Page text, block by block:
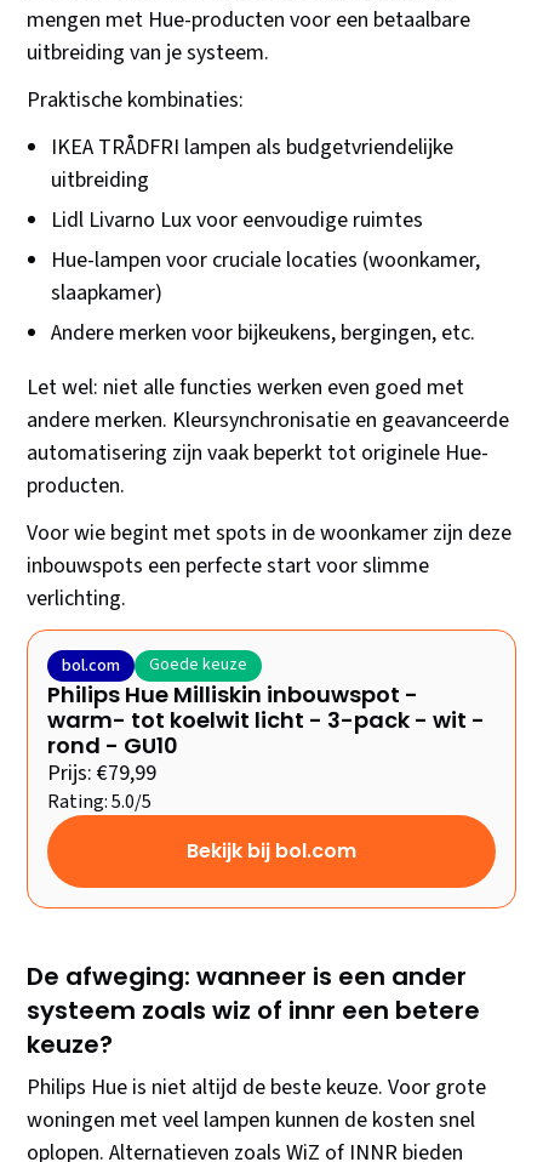
mengen met Hue-producten voor een betaalbare
uitbreiding van je systeem.
Praktische kombinaties:
IKEA TRÅDFRI lampen als budgetvriendelijke
uitbreiding
Lidl Livarno Lux voor eenvoudige ruimtes
Hue-lampen voor cruciale locaties (woonkamer,
slaapkamer)
Andere merken voor bijkeukens, bergingen, etc.
Let wel: niet alle functies werken even goed met
andere merken. Kleursynchronisatie en geavanceerde
automatisering zijn vaak beperkt tot originele Hue-
producten.
Voor wie begint met spots in de woonkamer zijn deze
inbouwspots een perfecte start voor slimme
verlichting.
bol.com Goede keuze
Philips Hue Milliskin inbouwspot -
warm- tot koelwit licht - 3-pack - wit -
rond - GU10
Prijs: €79,99
Rating: 5.0/5
Bekijk bij bol.com
De afweging: wanneer is een ander
systeem zoals wiz of innr een betere
keuze?
Philips Hue is niet altijd de beste keuze. Voor grote
woningen met veel lampen kunnen de kosten snel
oplopen. Alternatieven zoals WiZ of INNR bieden